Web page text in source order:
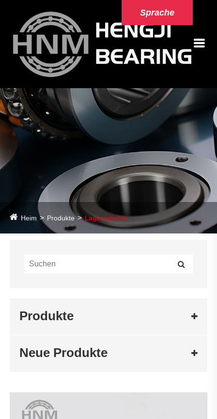
Sprache
Heim Produkte Lagerzubehör
Produkte
Neue Produkte